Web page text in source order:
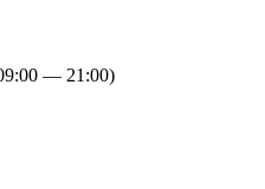
— 21:00)